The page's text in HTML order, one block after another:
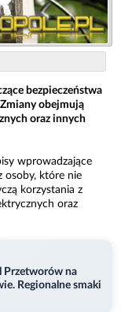
bezpieczeństwa
obejmują
oraz innych
wprowadzające
osoby, które nie
korzystania z
oraz
Przetworów na
Regionalne smaki